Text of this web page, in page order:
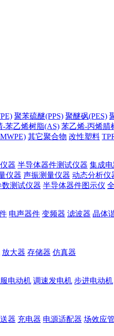
聚苯硫醚(PPS) 聚醚砜(PES)
-苯乙烯树脂(AS) 苯乙烯-丙烯腈
其它聚合物 改性塑料
器 半导体器件测试仪器 集成
仪器 声振测量仪器 动态分析仪
数测试仪器 半导体器件图示仪
电声器件 变频器 滤波器 晶体
放大器 存储器 仿真器
电动机 调速发电机 步进电动机
器 充电器 电源适配器 场效应管